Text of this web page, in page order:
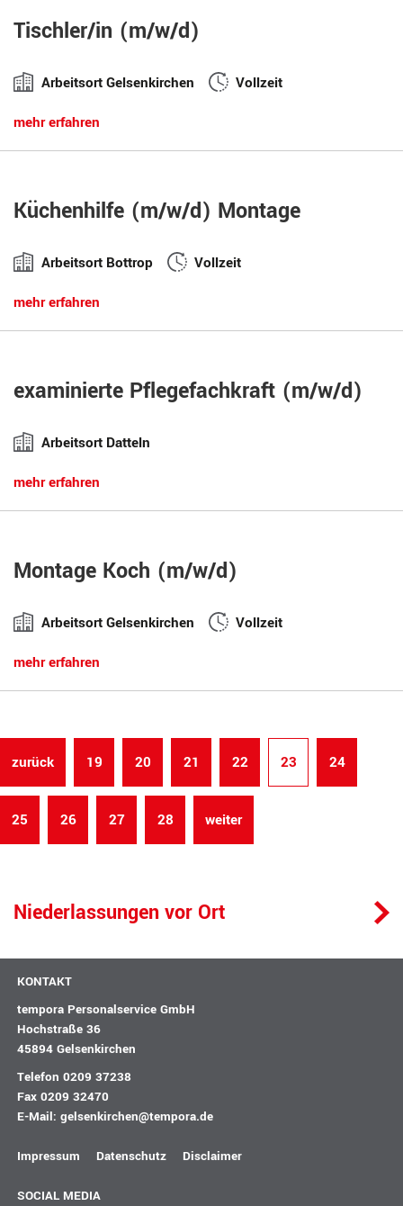
Tischler/in (m/w/d)
Arbeitsort Gelsenkirchen
Vollzeit
mehr erfahren
Küchenhilfe (m/w/d) Montage
Arbeitsort Bottrop
Vollzeit
mehr erfahren
examinierte Pflegefachkraft (m/w/d)
Arbeitsort Datteln
mehr erfahren
Montage Koch (m/w/d)
Arbeitsort Gelsenkirchen
Vollzeit
mehr erfahren
zurück 19 20 21 22 23 24
25 26 27 28 weiter
Niederlassungen vor Ort
KONTAKT
tempora Personalservice GmbH
Hochstraße 36
45894 Gelsenkirchen
Telefon 0209 37238
Fax 0209 32470
E-Mail: gelsenkirchen@tempora.de
Impressum Datenschutz Disclaimer
SOCIAL MEDIA